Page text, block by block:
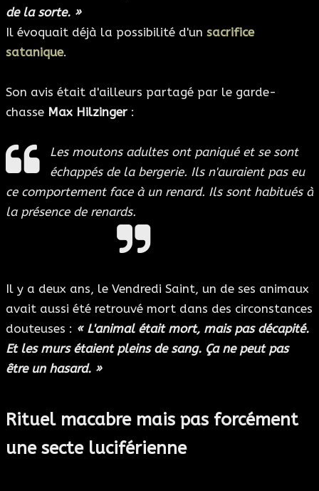
de la sorte. »
Il évoquait déjà la possibilité d'un sacrifice
satanique.
Son avis était d'ailleurs partagé par le garde-
chasse Max Hilzinger :
Les moutons adultes ont paniqué et se sont
échappés de la bergerie. Ils n'auraient pas eu
ce comportement face à un renard. Ils sont habitués à
la présence de renards.
Il y a deux ans, le Vendredi Saint, un de ses animaux
avait aussi été retrouvé mort dans des circonstances
douteuses : « L'animal était mort, mais pas décapité.
Et les murs étaient pleins de sang. Ça ne peut pas
être un hasard. »
Rituel macabre mais pas forcément
une secte luciférienne